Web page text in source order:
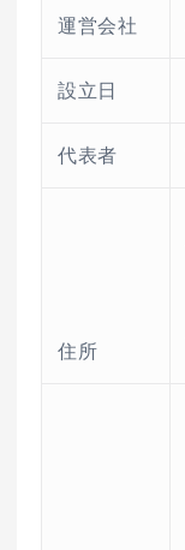
運営会社
設立日
代表者
住所